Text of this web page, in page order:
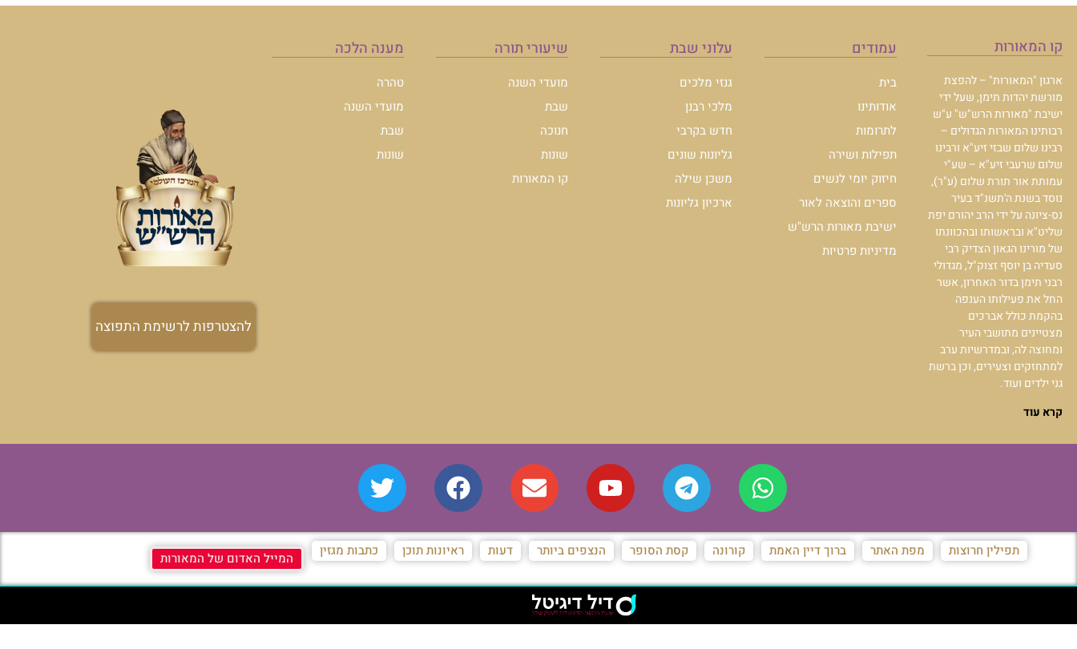
קו המאורות
ארגון "המאורות" – להפצת
מורשת יהדות תימן, שעל ידי
ישיבת "מאורות הרש"ש" ע"ש
רבותינו המאורות הגדולים –
רבינו שלום שבזי זיע"א ורבינו
שלום שרעבי זיע"א – שע"י
עמותת אור תורת שלום (ע"ר),
נוסד בשנת ה'תשנ"ד בעיר
נס-ציונה על ידי הרב יהורם יפת
שליט"א ובראשותו ובהכוונתו
של מורינו הגאון הצדיק רבי
סעדיה בן יוסף זצוק"ל, מגדולי
רבני תימן בדור האחרון, אשר
החל את פעילותו הענפה
בהקמת כולל אברכים
מצטיינים מתושבי העיר
ומחוצה לה, ובמדרשיות ערב
למתחזקים וצעירים, וכן ברשת
גני ילדים ועוד.
קרא עוד
עמודים
בית
אודותינו
לתרומות
תפילות ושירה
חיזוק יומי לנשים
ספרים והוצאה לאור
ישיבת מאורות הרש"ש
מדיניות פרטיות
עלוני שבת
גנזי מלכים
מלכי רבנן
חדש בקרבי
גליונות שונים
משכן שילה
ארכיון גליונות
שיעורי תורה
מועדי השנה
שבת
חנוכה
שונות
קו המאורות
מענה הלכה
טהרה
מועדי השנה
שבת
שונות
להצטרפות לרשימת התפוצה
תפילין חרוצות מפת האתר ברוך דיין האמת קורונה קסת הסופר הנצפים ביותר דעות ראיונות תוכן כתבות מגזין המייל האדום של המאורות